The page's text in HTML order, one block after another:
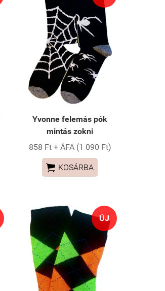
Yvonne felemás pók
mintás zokni
858 Ft + ÁFA (1 090 Ft)
 KOSÁRBA
ÚJ